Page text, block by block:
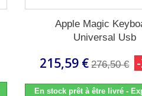
Apple Magic
Universal Usb
215,59 € 276,50 €
En stock prêt à être livré -